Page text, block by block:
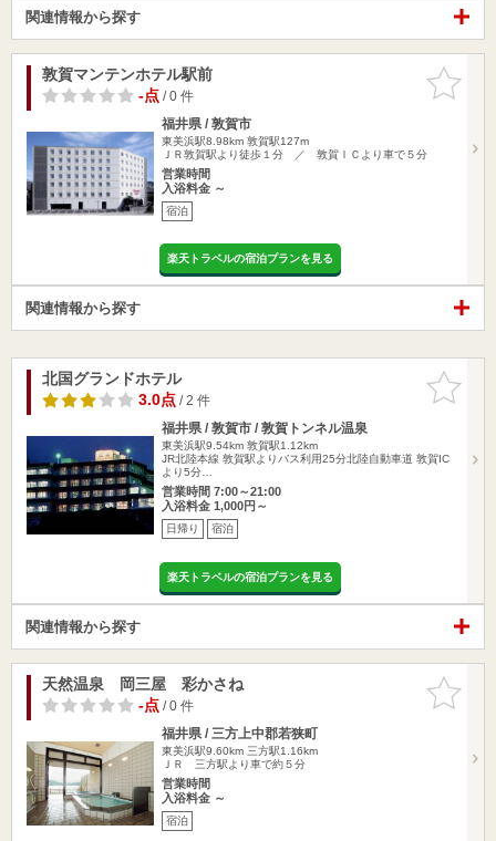
関連情報から探す
お気に入
りに追加
敦賀マンテンホテル駅前
-点/ 0 件
福井県 / 敦賀市
東美浜駅8.98km 敦賀駅127m
ＪＲ敦賀駅より徒歩１分 ／ 敦賀ＩＣより車で５分
営業時間
入浴料金 ～
宿泊
楽天トラベルの宿泊プランを見る
関連情報から探す
お気に入
りに追加
北国グランドホテル
3.0点/ 2 件
福井県 / 敦賀市 / 敦賀トンネル温泉
東美浜駅9.54km 敦賀駅1.12km
JR北陸本線 敦賀駅よりバス利用25分北陸自動車道 敦賀IC
より5分…
営業時間 7:00～21:00
入浴料金 1,000円～
日帰り 宿泊
楽天トラベルの宿泊プランを見る
関連情報から探す
お気に入
りに追加
天然温泉 岡三屋 彩かさね
-点/ 0 件
福井県 / 三方上中郡若狭町
東美浜駅9.60km 三方駅1.16km
ＪＲ 三方駅より車で約５分
営業時間
入浴料金 ～
宿泊